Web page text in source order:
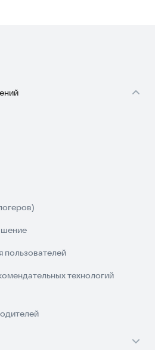
пользователей
технологий